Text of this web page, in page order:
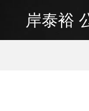
岸泰裕